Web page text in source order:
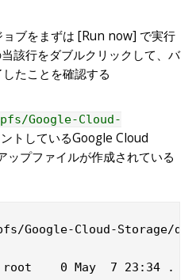
ブをまずは [Run now] で実行
該行をダブルクリックして、バ
たことを確認する
Google-Cloud-
トしているGoogle Cloud
プファイルが作成されている
Google-Cloud-Storage/
0 May  7 23:34 .